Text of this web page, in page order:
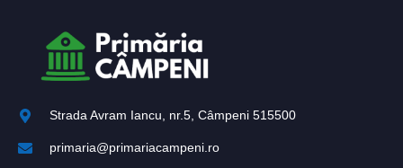
Strada Avram Iancu, nr.5, Câmpeni 515500
primaria@primariacampeni.ro